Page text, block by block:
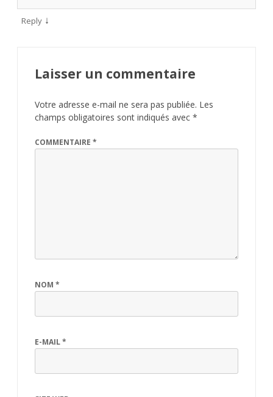
Reply ↓
Laisser un commentaire
Votre adresse e-mail ne sera pas publiée. Les
champs obligatoires sont indiqués avec *
COMMENTAIRE *
NOM *
E-MAIL*